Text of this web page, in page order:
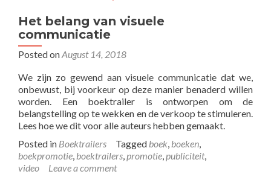
Het belang van visuele
communicatie
Posted onAugust 14, 2018
We zijn zo gewend aan visuele communicatie dat we,
onbewust, bij voorkeur op deze manier benaderd willen
worden. Een boektrailer is ontworpen om de
belangstelling op te wekken en de verkoop te stimuleren.
Lees hoe we dit voor alle auteurs hebben gemaakt.
Posted in Boektrailers Tagged boek, boeken,
boekpromotie, boektrailers,promotie,publiciteit,
video
Leave a comment